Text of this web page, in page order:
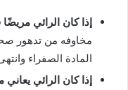
إذا كان الرائي
مخاوفه من تدهور
المادة الصفراء
إذا كان الرائي